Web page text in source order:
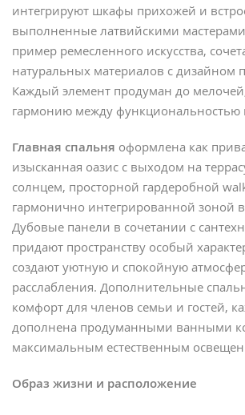
интегрируют шкафы прихожей и
выполненные латвийскими
пример ремесленного искусства,
натуральных материалов с дизайном
Каждый элемент продуман до
гармонию между функциональностью
Главная спальня оформлена как
изысканная оазис с выходом на
солнцем, просторной гардеробной
гармонично интегрированной зоной
Дубовые панели в сочетании с
придают пространству особый
создают уютную и спокойную
расслабления. Дополнительные
комфорт для членов семьи и гостей,
дополнена продуманными ванными
максимальным естественным
Образ жизни и расположение